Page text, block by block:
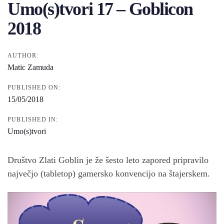
Umo(s)tvori 17 – Goblicon
2018
AUTHOR:
Matic Zamuda
PUBLISHED ON:
15/05/2018
PUBLISHED IN:
Umo(s)tvori
Društvo Zlati Goblin je že šesto leto zapored pripravilo
največjo (tabletop) gamersko konvencijo na štajerskem.